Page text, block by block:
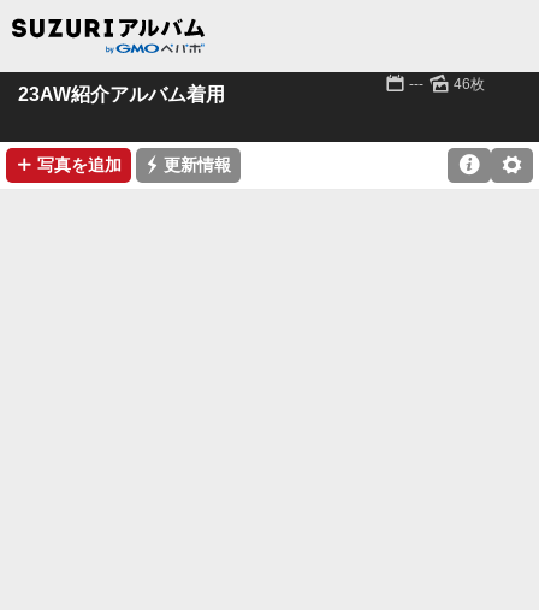
23AW紹介アルバム着用 📅 --- 🌄 46枚
➕ 写真を追加 ⚡ 更新情報 ⚙
